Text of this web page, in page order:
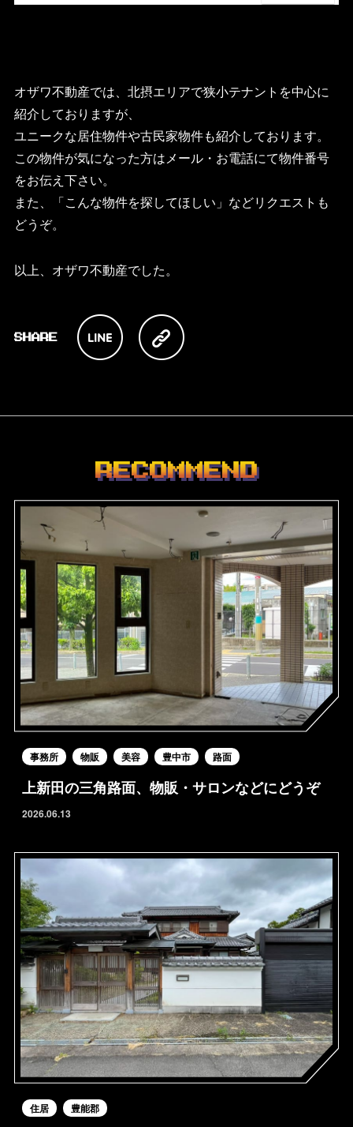
オザワ不動産では、北摂エリアで狭小テナントを中心に
紹介しておりますが、
ユニークな居住物件や古民家物件も紹介しております。
この物件が気になった方はメール・お電話にて物件番号
をお伝え下さい。
また、「こんな物件を探してほしい」などリクエストも
どうぞ。
以上、オザワ不動産でした。
RECOMMEND
事務所 物販 美容 豊中市 路面
上新田の三角路面、物販・サロンなどにどうぞ
2026.06.13
住居 豊能郡